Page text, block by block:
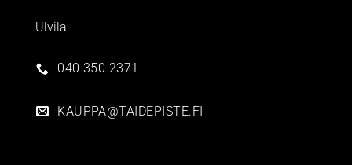
Ulvila
040 350 2371
KAUPPA@TAIDEPISTE.FI